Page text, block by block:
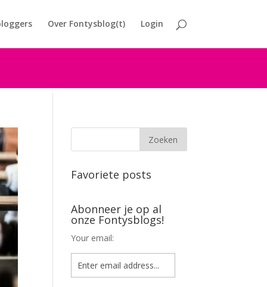
Over Fontysblog(t) Login
Favoriete posts
Abonneer je op al
onze Fontysblogs!
Your email: